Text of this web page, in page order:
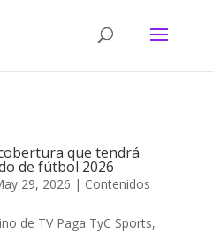
que tendrá
de fútbol 2026
29, 2026 | Contenidos
de TV Paga TyC Sports,